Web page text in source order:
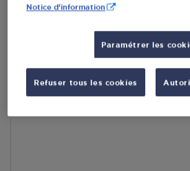
Accès
Notice d'information
Paramétrer les
Refuser tous les cookies